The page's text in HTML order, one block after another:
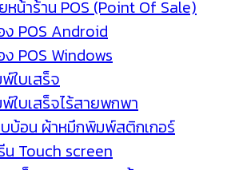
หน้าร้าน POS (Point Of Sale)
ง POS Android
ง POS Windows
ใบเสร็จ
ใบเสร็จไร้สายพกพา
บ้อน ผ้าหมึกพิมพ์สติกเกอร์
Touch screen